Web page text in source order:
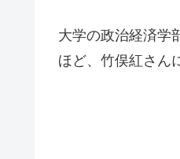
大学の政治経済学
ほど、竹俣紅さん